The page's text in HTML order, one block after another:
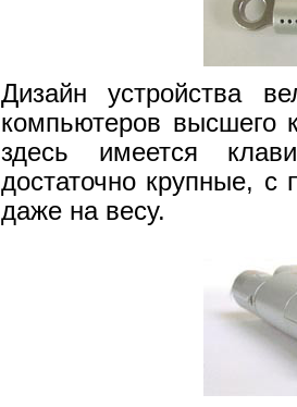
Дизайн устройства
компьютеров высшего
здесь имеется
достаточно крупные, с
даже на весу.